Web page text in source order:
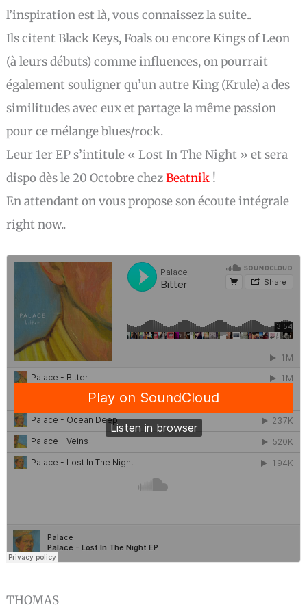
l’inspiration est là, vous connaissez la suite..
Ils citent Black Keys, Foals ou encore Kings of Leon
(à leurs débuts) comme influences, on pourrait
également souligner qu’un autre King (Krule) a des
similitudes avec eux et partage la même passion
pour ce mélange blues/rock.
Leur 1er EP s’intitule « Lost In The Night » et sera
dispo dès le 20 Octobre chezBeatnik !
En attendant on vous propose son écoute intégrale
right now..
THOMAS